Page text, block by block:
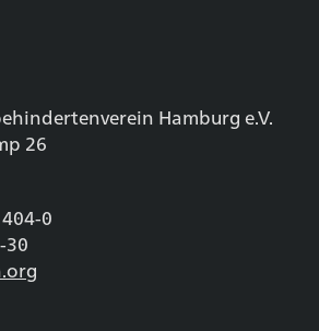
Hamburg e.V.
26
0
30